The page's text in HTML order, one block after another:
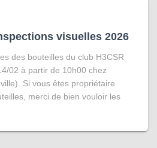
visuelles 2026
des bouteilles du club H3CSR
02 à partir de 10h00 chez
Si vous êtes propriétaire
merci de bien vouloir les